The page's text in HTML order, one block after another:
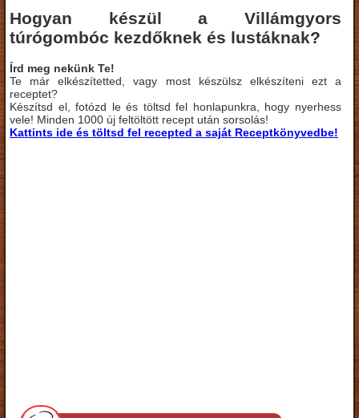
Hogyan készül a Villámgyors
túrógombóc kezdőknek és lustáknak?
Írd meg nekünk Te!
Te már elkészítetted, vagy most készülsz elkészíteni ezt a
receptet?
Készítsd el, fotózd le és töltsd fel honlapunkra, hogy nyerhess
vele! Minden 1000 új feltöltött recept után sorsolás!
Kattints ide és töltsd fel recepted a saját Receptkönyvedbe!